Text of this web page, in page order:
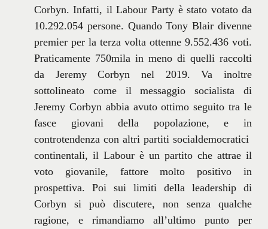
Corbyn. Infatti, il Labour Party è stato votato da
10.292.054 persone. Quando Tony Blair divenne
premier per la terza volta ottenne 9.552.436 voti.
Praticamente 750mila in meno di quelli raccolti
da Jeremy Corbyn nel 2019. Va inoltre
sottolineato come il messaggio socialista di
Jeremy Corbyn abbia avuto ottimo seguito tra le
fasce giovani della popolazione, e in
controtendenza con altri partiti socialdemocratici
continentali, il Labour è un partito che attrae il
voto giovanile, fattore molto positivo in
prospettiva. Poi sui limiti della leadership di
Corbyn si può discutere, non senza qualche
ragione, e rimandiamo all’ultimo punto per